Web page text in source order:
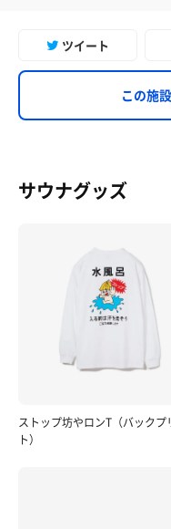
ツイート
この施
サウナグッズ
ストップ坊やロンT（バックプ
ト）